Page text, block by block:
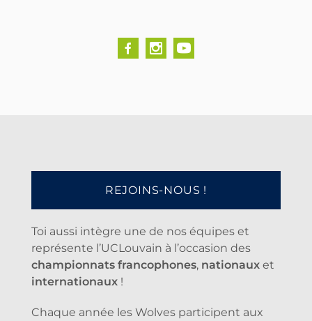
REJOINS-NOUS !
Toi aussi intègre une de nos équipes et
représente l’UCLouvain à l’occasion des
championnats francophones, nationaux et
internationaux !
Chaque année les Wolves participent aux